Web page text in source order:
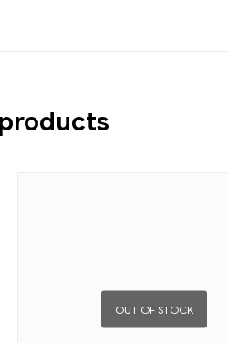
OUT OF STOCK